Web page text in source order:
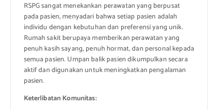
RSPG sangat menekankan perawatan yang berpusat
pada pasien, menyadari bahwa setiap pasien adalah
individu dengan kebutuhan dan preferensi yang unik.
Rumah sakit berupaya memberikan perawatan yang
penuh kasih sayang, penuh hormat, dan personal kepada
semua pasien. Umpan balik pasien dikumpulkan secara
aktif dan digunakan untuk meningkatkan pengalaman
pasien.
Keterlibatan Komunitas: